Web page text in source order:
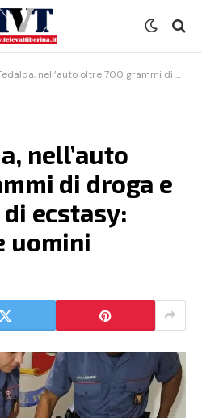
oltre 700 grammi di droga e 92 pasticche di ecstasy: arrestati due uomini
nell’auto
di droga e
ecstasy:
uomini